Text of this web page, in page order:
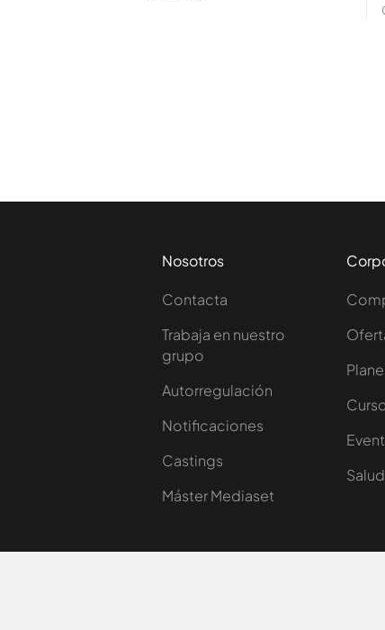
Nosotros
Contacta
Trabaja en nuestro
grupo
Autorregulación
Notificaciones
Castings
Máster Mediaset